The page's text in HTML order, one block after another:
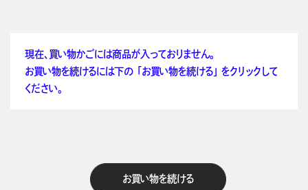
現在、買い物かごには商品が入っておりません。
お買い物を続けるには下の 「お買い物を続ける」 をクリックして
ください。
お買い物を続ける